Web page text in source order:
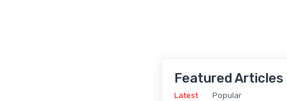
Featured Articles
Latest Popular